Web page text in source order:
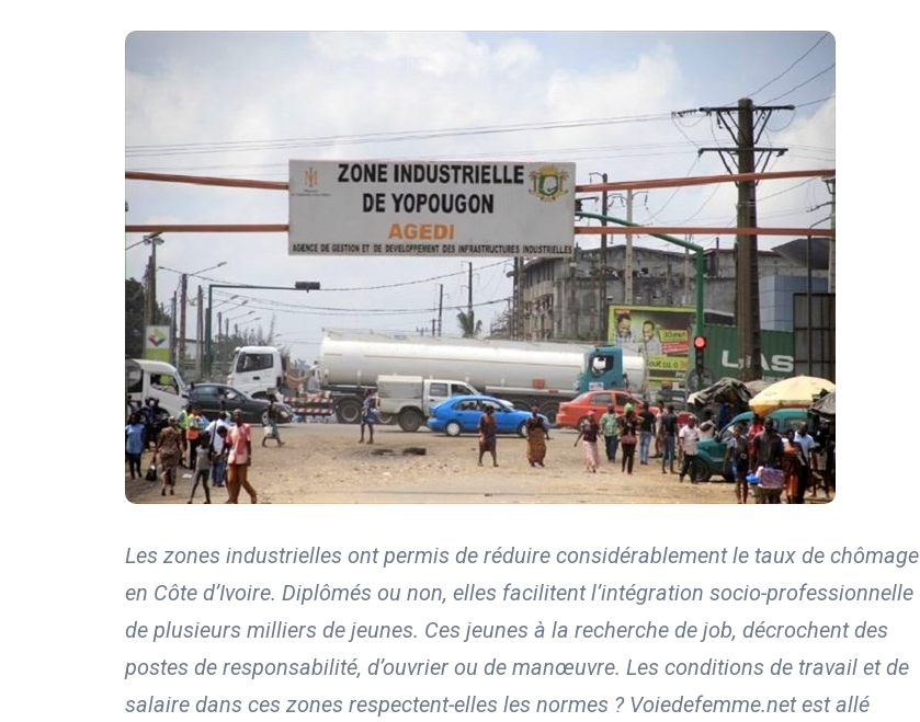
Les zones industrielles ont permis de réduire considérablement le taux de chômage
en Côte d’Ivoire. Diplômés ou non, elles facilitent l’intégration socio-professionnelle
de plusieurs milliers de jeunes. Ces jeunes à la recherche de job, décrochent des
postes de responsabilité, d’ouvrier ou de manœuvre. Les conditions de travail et de
salaire dans ces zones respectent-elles les normes ? Voiedefemme.net est allé